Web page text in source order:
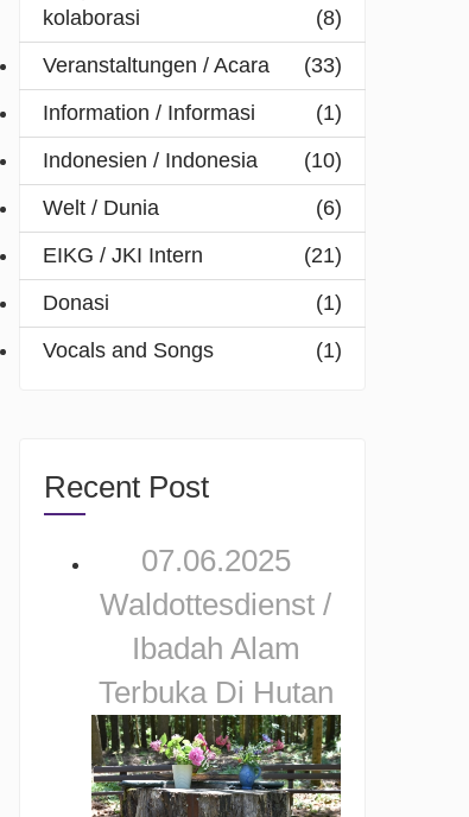
kolaborasi
(8)
Veranstaltungen / Acara
(33)
Information / Informasi
(1)
Indonesien / Indonesia
(10)
Welt / Dunia
(6)
EIKG / JKI Intern
(21)
Donasi
(1)
Vocals and Songs
(1)
Recent Post
07.06.2025
Waldottesdienst /
Ibadah Alam
Terbuka Di Hutan